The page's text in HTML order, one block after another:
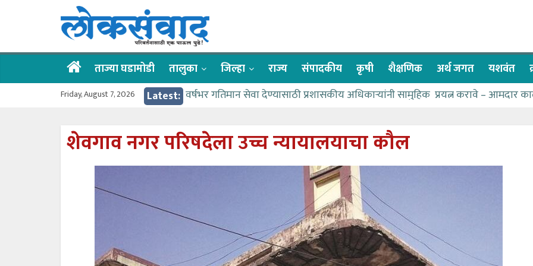
लोकसंवाद
ताज्या
घडामोडी
ताज्या घडामोडी तालुका जिल्हा राज्य संपादकीय कृषी शैक्षणिक अर्थ जगत यशवंत
Friday, August 7, 2026 Latest: वर्षभर गतिमान सेवा देण्यासाठी प्रशासकीय अधिकाऱ्यांनी सामुहिक प्रयत्न करावे – आमदार
आत्मामालिक गुरूकूलाचे २२८ विद्यार्थी शिष्यवृत्तीस पात्र
ईच्छा आणि मेहनतीच्या बळावर यश मिळवता येते – शिवप्रसाद पंडोरे
आमदार आशुतोष काळे यांचा वाढदिवस विविध सामाजिक उपक्रमांनी साजरा
शेवगाव नगर परिषदेला उच्च न्यायालयाचा कौल